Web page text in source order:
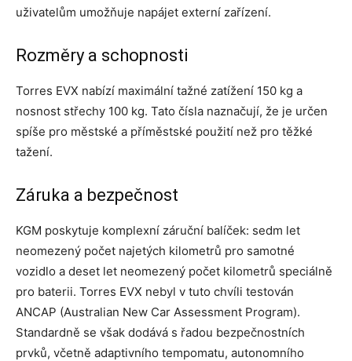
uživatelům umožňuje napájet externí zařízení.
Rozměry a schopnosti
Torres EVX nabízí maximální tažné zatížení 150 kg a
nosnost střechy 100 kg. Tato čísla naznačují, že je určen
spíše pro městské a příměstské použití než pro těžké
tažení.
Záruka a bezpečnost
KGM poskytuje komplexní záruční balíček: sedm let
neomezený počet najetých kilometrů pro samotné
vozidlo a deset let neomezený počet kilometrů speciálně
pro baterii. Torres EVX nebyl v tuto chvíli testován
ANCAP (Australian New Car Assessment Program).
Standardně se však dodává s řadou bezpečnostních
prvků, včetně adaptivního tempomatu, autonomního